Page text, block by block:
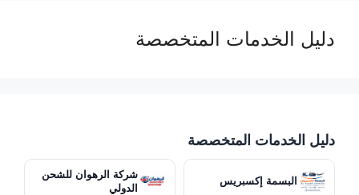
دليل الخدمات المتخصصة
دليل الخدمات المتخصصة
البسمة إكسبريس
شركة الرهوان للشحن
الدولي